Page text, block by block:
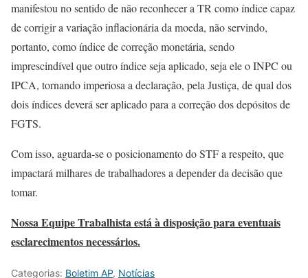
manifestou no sentido de não reconhecer a TR como índice capaz
de corrigir a variação inflacionária da moeda, não servindo,
portanto, como índice de correção monetária, sendo
imprescindível que outro índice seja aplicado, seja ele o INPC ou
IPCA, tornando imperiosa a declaração, pela Justiça, de qual dos
dois índices deverá ser aplicado para a correção dos depósitos de
FGTS.
Com isso, aguarda-se o posicionamento do STF a respeito, que
impactará milhares de trabalhadores a depender da decisão que
tomar.
Nossa Equipe Trabalhista está à disposição para eventuais
esclarecimentos necessários.
Categorias: Boletim AP, Notícias